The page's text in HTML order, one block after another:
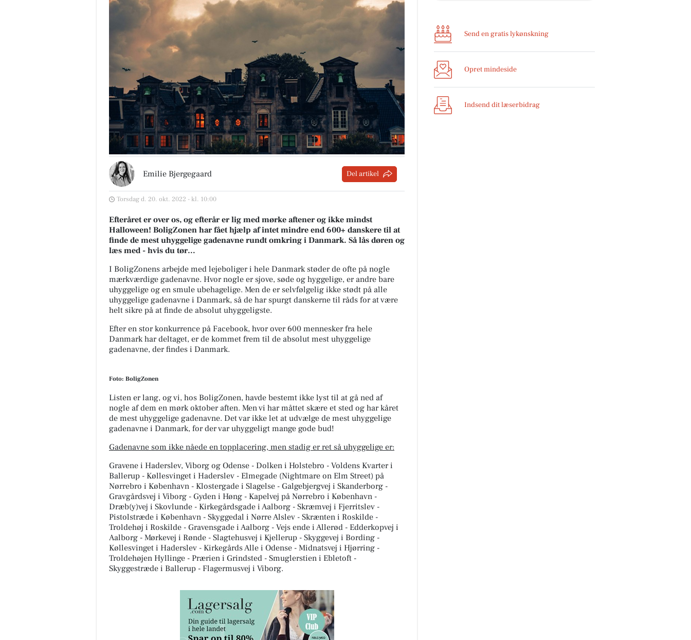
Emilie Bjergegaard Del artikel
Torsdag d. 20. okt. 2022 - kl. 10:00
Efteråret er over os, og efterår er lig med mørke aftener og ikke mindst
Halloween! BoligZonen har fået hjælp af intet mindre end 600+ danskere til at
finde de mest uhyggelige gadenavne rundt omkring i Danmark. Så lås døren og
læs med - hvis du tør…
I BoligZonens arbejde med lejeboliger i hele Danmark støder de ofte på nogle
mærkværdige gadenavne. Hvor nogle er sjove, søde og hyggelige, er andre bare
uhyggelige og en smule ubehagelige. Men de er selvfølgelig ikke stødt på alle
uhyggelige gadenavne i Danmark, så de har spurgt danskerne til råds for at være
helt sikre på at finde de absolut uhyggeligste.
Efter en stor konkurrence på Facebook, hvor over 600 mennesker fra hele
Danmark har deltaget, er de kommet frem til de absolut mest uhyggelige
gadenavne, der findes i Danmark.
Send en gratis lykønskning
Opret mindeside
Indsend dit læserbidrag